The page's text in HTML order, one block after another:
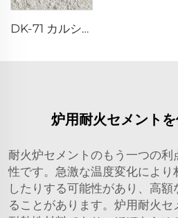
DK-71 カルシウムアルミネートセメント
炉用耐火セメント
耐火炉セメントのもう一つの
性です。急激な温度変化により
したりする可能性があり、高
ることがあります。炉用耐火